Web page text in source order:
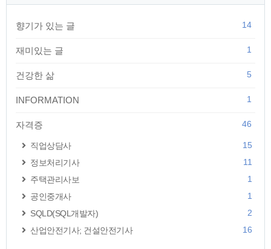
향기가 있는 글 14
재미있는 글 1
건강한 삶 5
INFORMATION 1
자격증 46
직업상담사
15
정보처리기사
11
주택관리사보
1
공인중개사
1
SQLD(SQL개발자)
2
산업안전기사; 건설안전기사
16